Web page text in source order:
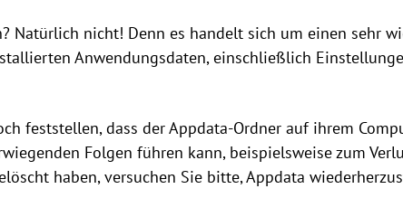
Natürlich nicht! Denn es handelt sich um einen sehr
Anwendungsdaten, einschließlich
feststellen, dass der Appdata-Ordner auf ihrem
Folgen führen kann, beispielsweise zum
haben, versuchen Sie bitte, Appdata